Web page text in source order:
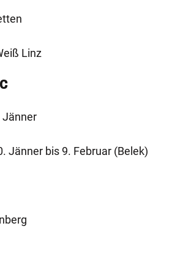
Linz
Jänner
Jänner bis 9. Februar (Belek)